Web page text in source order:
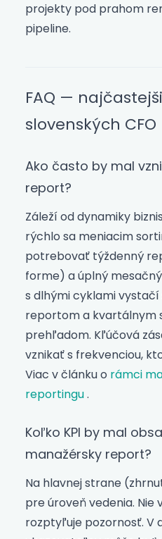
projekty pod prahom
pipeline.
FAQ —
slovenských CFO
Ako často by mal
report?
Záleží od dynamiky
rýchlo sa meniacim
potrebovať týždenný
forme) a úplný
s dlhými cyklami
reportom a kvartálnym
prehľadom. Kľúčová
vznikať s frekvenciou,
Viac v článku o rámci
reportingu.
Koľko KPI by mal
manažérsky report?
Na hlavnej strane
pre úroveň vedenia. Nie
rozptyľuje pozornosť. V